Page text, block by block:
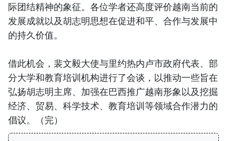
际团结精神的象征。各位学者还高度评价越南当前的
发展成就以及胡志明思想在促进和平、合作与发展中
的持久价值。
借此机会，裴文毅大使与里约热内卢市政府代表、部
分大学和教育培训机构进行了会谈，以推动一些旨在
弘扬胡志明主席、加强在巴西推广越南形象以及挖掘
经济、贸易、科学技术、教育培训等领域合作潜力的
倡议。（完）